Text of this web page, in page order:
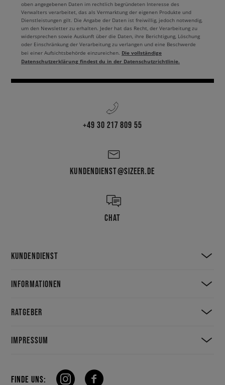
oben angegebenen Daten im rechtlich begründeten Interesse des
Verwalters verarbeitet, das als Vermarktung der eigenen Produkte und
Dienstleistungen gilt. Die Angabe der Daten ist freiwillig, jedoch notwendig,
um den Newsletter zu erhalten. Jeder hat das Recht, der Verarbeitung zu
widersprechen sowie Auskunft über die Daten, ihre Berichtigung, Löschung
oder Einschränkung der Verarbeitung zu verlangen und eine Beschwerde
bei einer Aufsichtsbehörde einzureichen. Die vollständige
Datenschutzerklärung findest du in der Datenschutzrichtlinie.
+49 30 217 809 55
KUNDENDIENST@SIZEER.DE
CHAT
KUNDENDIENST
INFORMATIONEN
RATGEBER
IMPRESSUM
FINDE UNS: